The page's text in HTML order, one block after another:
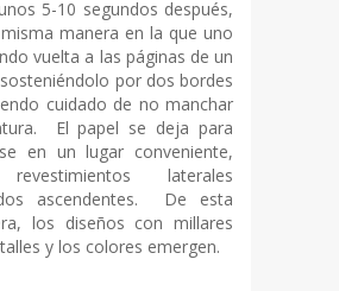
5-10 segundos después,
manera en la que uno
vuelta a las páginas de un
por dos bordes
cuidado de no manchar
El papel se deja para
en un lugar conveniente,
laterales
ascendentes. De esta
los diseños con millares
y los colores emergen.